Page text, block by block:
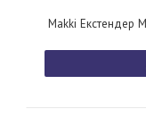
Makki Екстендер